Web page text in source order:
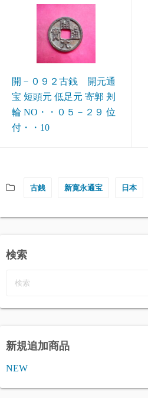
開－０９２古銭 開元通
宝 短頭元 低足元 寄郭 刔
輪 NO・・０５－２９ 位
付・・10
古銭 新寛永通宝 日本
検索
新規追加商品
NEW